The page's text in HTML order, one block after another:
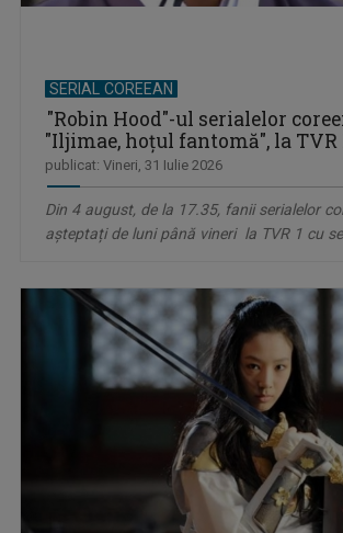
SERIAL COREEAN
"Robin Hood"-ul serialelor
"Iljimae, hoţul fantomă", la TVR
publicat: Vineri, 31 Iulie 2026
Din 4 august, de la 17.35, fanii serialelor
așteptați de luni până vineri la TVR 1 cu